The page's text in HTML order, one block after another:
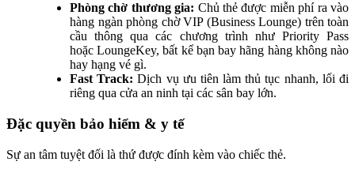
Phòng chờ thương gia: Chủ thẻ được miễn phí ra vào
hàng ngàn phòng chờ VIP (Business Lounge) trên toàn
cầu thông qua các chương trình như Priority Pass
hoặc LoungeKey, bất kể bạn bay hãng hàng không nào
hay hạng vé gì.
Fast Track: Dịch vụ ưu tiên làm thủ tục nhanh, lối đi
riêng qua cửa an ninh tại các sân bay lớn.
Đặc quyền bảo hiểm & y tế
Sự an tâm tuyệt đối là thứ được đính kèm vào chiếc thẻ.